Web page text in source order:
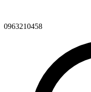
0963210458